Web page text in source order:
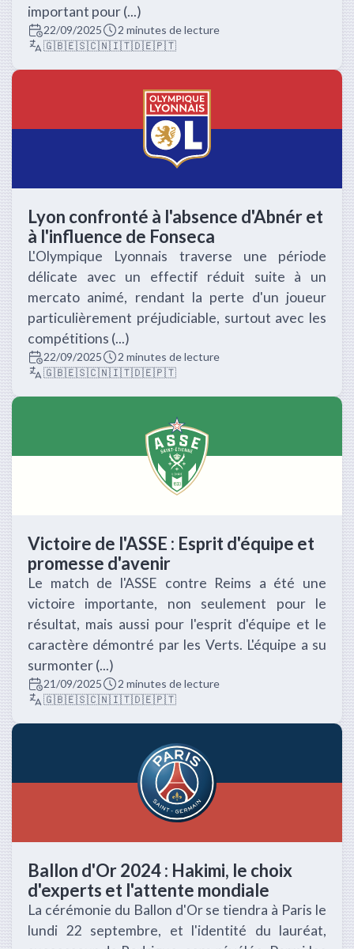
important pour (...)
22/09/2025
2 minutes de lecture
🇬🇧🇪🇸🇨🇳🇮🇹🇩🇪🇵🇹
Lyon confronté à l'absence d'Abnér et
à l'influence de Fonseca
L'Olympique Lyonnais traverse une période
délicate avec un effectif réduit suite à un
mercato animé, rendant la perte d'un joueur
particulièrement préjudiciable, surtout avec les
compétitions (...)
22/09/2025
2 minutes de lecture
🇬🇧🇪🇸🇨🇳🇮🇹🇩🇪🇵🇹
Victoire de l'ASSE : Esprit d'équipe et
promesse d'avenir
Le match de l'ASSE contre Reims a été une
victoire importante, non seulement pour le
résultat, mais aussi pour l'esprit d'équipe et le
caractère démontré par les Verts. L'équipe a su
surmonter (...)
21/09/2025
2 minutes de lecture
🇬🇧🇪🇸🇨🇳🇮🇹🇩🇪🇵🇹
Ballon d'Or 2024 : Hakimi, le choix
d'experts et l'attente mondiale
La cérémonie du Ballon d'Or se tiendra à Paris le
lundi 22 septembre, et l'identité du lauréat,